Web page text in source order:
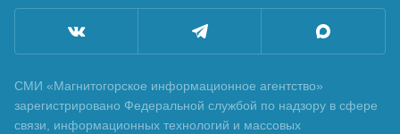
СМИ «Магнитогорское информационное агентство»
зарегистрировано Федеральной службой по надзору в сфере
связи, информационных технологий и массовых